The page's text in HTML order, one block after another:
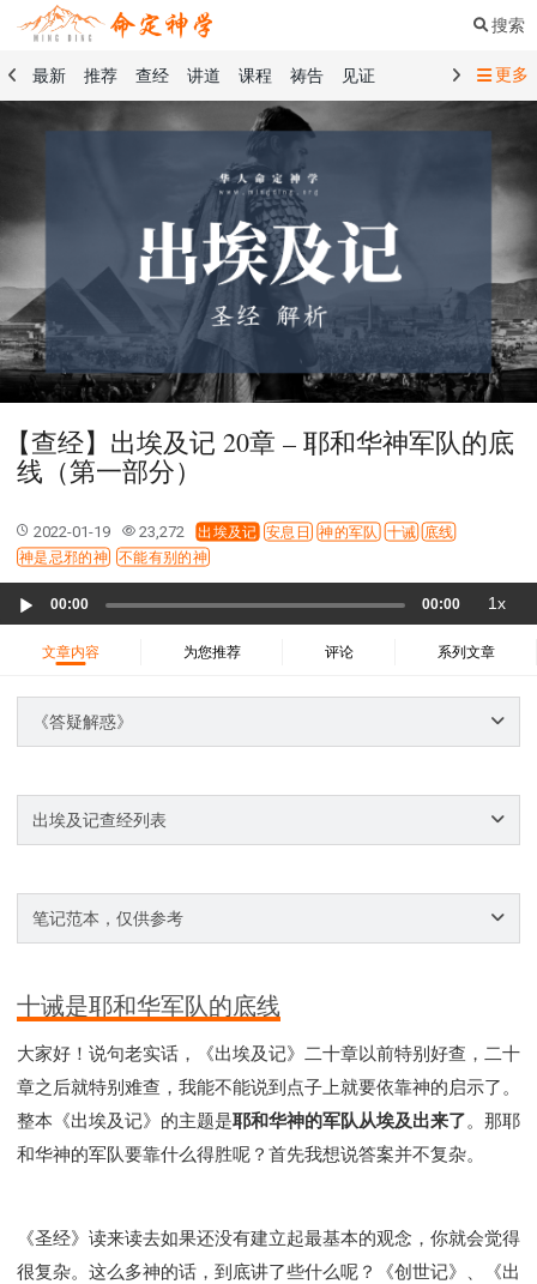
搜索
最新 推荐 查经 讲道 课程 祷告
见证
命定书屋 命定奉献 命定神学
讲道精选
创世记 马太福音
洗礼礼文
圣餐礼文 01 创世记
02 出埃及记
04 民数记 05 申命记
06 约书亚记
07 士师记
08 路得记
09 撒母耳记上
10 撒母耳记下
11 列王纪上
12 列王纪下
15 以斯拉记
16 尼希米记 17 以斯帖记
19 诗篇
20 箴言 21 传道书
23 以赛亚书
25 耶利米哀歌
27 但以理书
28 何西阿书
29 约珥书
30 阿摩司书
37 哈该书
38 撒迦利亚书
39 玛拉基书
40 马太福音
41 马可福音
42 路加福音
43 约翰福音
46 哥林多前书
47 哥林多后书
48 加拉太书
52 帖撒罗尼迦前书
57 腓利门书
58 希伯来书 59 雅各书
60 彼得前书
61 彼得后书
62 约翰一书
争战系列
信望爱系列
学习系列
管理系列
信仰根基系列 命定系列
赶鬼系列
认识魔鬼的诡计
神所喜悦的人
彰显神愤怒的器皿
新时代基督教变革研讨会
神同在系列
传道者的言语
信心系列
命定性格系列
使徒保罗的福音
属灵的世界
破除属世界的价值观
如何恢复神的形像
属灵人的好习惯
打开天上祝福的窗口
神迹系列
更多
【查经】出埃及记 20章 – 耶和华神军队的底
线（第一部分）
2022-01-19 23,272 出埃及记 安息日 神的军队 十诫 底线
神是忌邪的神
不能有别的神
Player
00:00 00:00 1x
文章内容 为您推荐 评论 系列文章
《答疑解惑》
出埃及记查经列表
笔记范本，仅供参考
十诫是耶和华军队的底线
大家好！说句老实话，《出埃及记》二十章以前特别好查，二十
章之后就特别难查，我能不能说到点子上就要依靠神的启示了。
整本《出埃及记》的主题是耶和华神的军队从埃及出来了。那耶
和华神的军队要靠什么得胜呢？首先我想说答案并不复杂。
《圣经》读来读去如果还没有建立起最基本的观念，你就会觉得
很复杂。这么多神的话，到底讲了些什么呢？《创世记》、《出